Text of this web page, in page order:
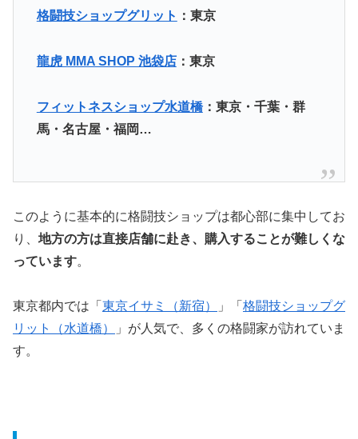
格闘技ショップグリット ：東京
龍虎 MMA SHOP 池袋店：東京
フィットネスショップ水道橋：東京・千葉・群
馬・名古屋・福岡…
このように基本的に格闘技ショップは都心部に集中してお
り、 地方の方は直接店舗に赴き、購入することが難しくな
っています。
東京都内では「 東京イサミ（新宿） 」「 格闘技ショップグ
リット（水道橋）
」が人気で、多くの格闘家が訪れていま
す。